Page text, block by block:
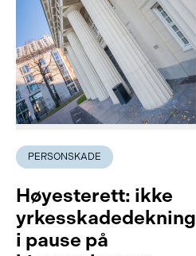
PERSONSKADE
Høyesterett: ikke
yrkesskadedekning
i pause på